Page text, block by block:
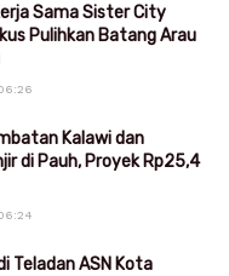
Sama Sister City
Pulihkan Batang Arau
Kalawi dan
di Pauh, Proyek Rp25,4
Teladan ASN Kota